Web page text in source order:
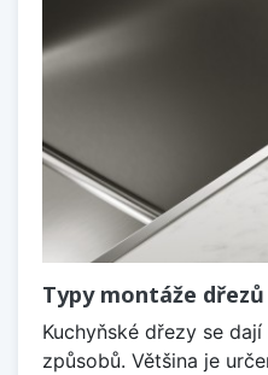
Typy montáže dřezů
Kuchyňské dřezy se
způsobů. Většina je